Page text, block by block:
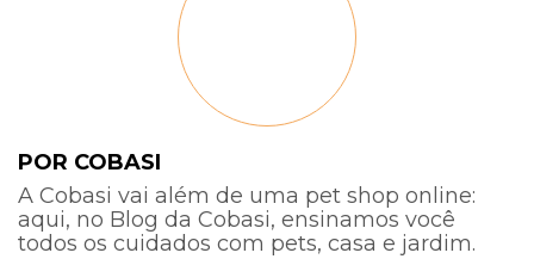
POR COBASI
A Cobasi vai além de uma pet shop online:
aqui, no Blog da Cobasi, ensinamos você
todos os cuidados com pets, casa e jardim.